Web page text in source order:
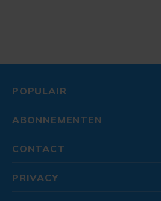
POPULAIR
ABONNEMENTEN
CONTACT
PRIVACY